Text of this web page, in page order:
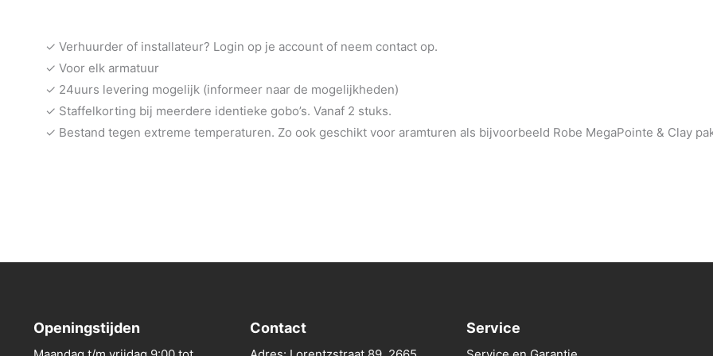
✓ Verhuurder of installateur? Login op je account of neem contact op.
✓ Voor elk armatuur
✓ 24uurs levering mogelijk (informeer naar de mogelijkheden)
✓ Staffelkorting bij meerdere identieke gobo’s. Vanaf 2 stuks.
✓ Bestand tegen extreme temperaturen. Zo ook geschikt voor aramturen als bijvoorbeeld Robe MegaPointe & Clay
Openingstijden Contact Service